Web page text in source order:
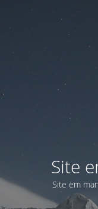
Site
Site em